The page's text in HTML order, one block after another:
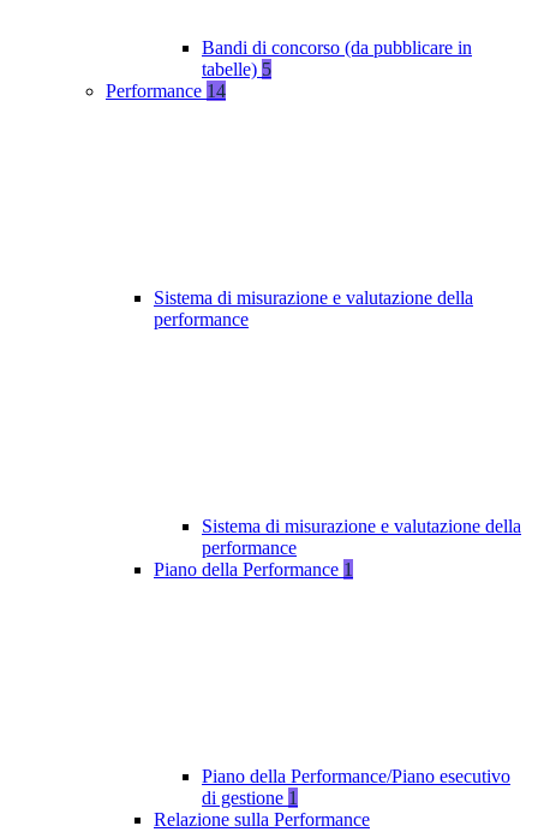
Bandi di concorso (da pubblicare in
tabelle) 5
Performance 14
Sistema di misurazione e valutazione della
performance
Sistema di misurazione e valutazione della
performance
Piano della Performance 1
Piano della Performance/Piano esecutivo
di gestione 1
Relazione sulla Performance